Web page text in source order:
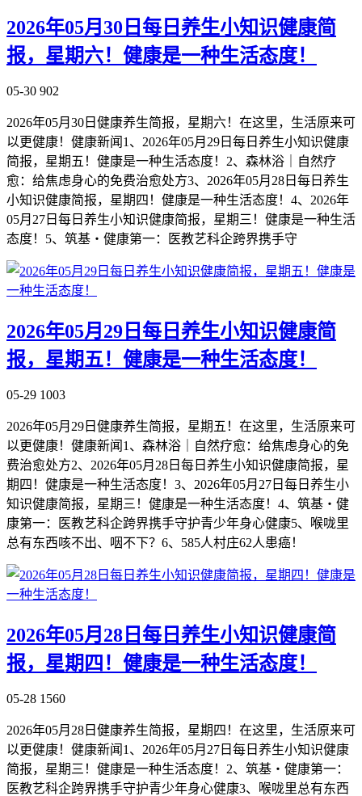
2026年05月30日每日养生小知识健康简
报，星期六！健康是一种生活态度！
05-30 902
2026年05月30日健康养生简报，星期六！在这里，生活原来可
以更健康！健康新闻1、2026年05月29日每日养生小知识健康
简报，星期五！健康是一种生活态度！2、森林浴｜自然疗
愈：给焦虑身心的免费治愈处方3、2026年05月28日每日养生
小知识健康简报，星期四！健康是一种生活态度！4、2026年
05月27日每日养生小知识健康简报，星期三！健康是一种生活
态度！5、筑基・健康第一：医教艺科企跨界携手守
2026年05月29日每日养生小知识健康简
报，星期五！健康是一种生活态度！
05-29 1003
2026年05月29日健康养生简报，星期五！在这里，生活原来可
以更健康！健康新闻1、森林浴｜自然疗愈：给焦虑身心的免
费治愈处方2、2026年05月28日每日养生小知识健康简报，星
期四！健康是一种生活态度！3、2026年05月27日每日养生小
知识健康简报，星期三！健康是一种生活态度！4、筑基・健
康第一：医教艺科企跨界携手守护青少年身心健康5、喉咙里
总有东西咳不出、咽不下？6、585人村庄62人患癌！
2026年05月28日每日养生小知识健康简
报，星期四！健康是一种生活态度！
05-28 1560
2026年05月28日健康养生简报，星期四！在这里，生活原来可
以更健康！健康新闻1、2026年05月27日每日养生小知识健康
简报，星期三！健康是一种生活态度！2、筑基・健康第一：
医教艺科企跨界携手守护青少年身心健康3、喉咙里总有东西